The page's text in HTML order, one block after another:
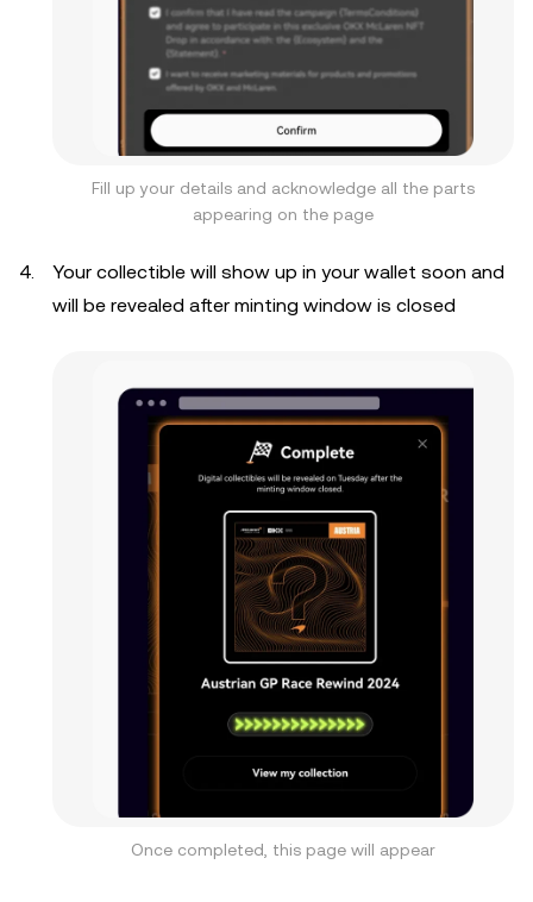
Fill up your details and acknowledge all the parts
appearing on the page
Your collectible will show up in your wallet soon and
will be revealed after minting window is closed
Once completed, this page will appear